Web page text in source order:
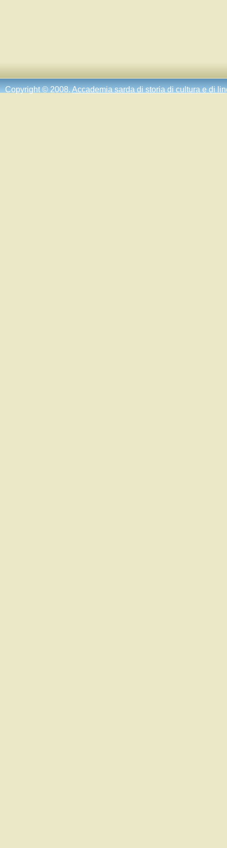
Copyright © 2008.Accademia sarda di storia di cultura e di